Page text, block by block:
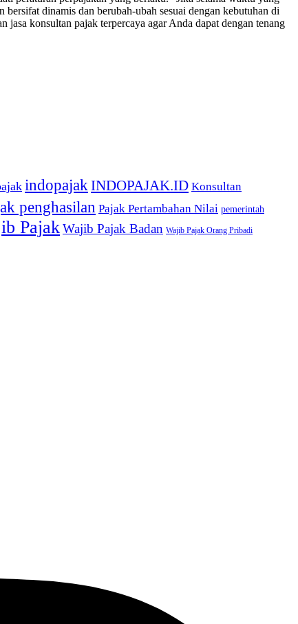
dinamis dan berubah-ubah sesuai dengan kebutuhan di
konsultan pajak terpercaya agar Anda dapat dengan tenang
indopajak INDOPAJAK.ID Konsultan
penghasilan Pajak Pertambahan Nilai pemerintah
PajakWajib Pajak Badan Wajib Pajak Orang Pribadi